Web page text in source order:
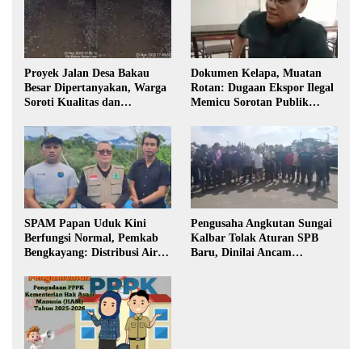
Proyek Jalan Desa Bakau
Besar Dipertanyakan, Warga
Soroti Kualitas dan
Pembangunan
Dokumen Kelapa, Muatan
Rotan: Dugaan Ekspor Ilegal
Memicu Sorotan Publik
SPAM Papan Uduk Kini
Berfungsi Normal, Pemkab
Bengkayang: Distribusi Air
Warga
Pengusaha Angkutan Sungai
Kalbar Tolak Aturan SPB
Baru, Dinilai Ancam